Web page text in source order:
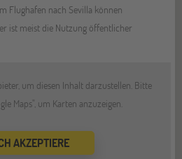
Flughafen nach Sevilla können
ist meist die Nutzung öffentlicher
um diesen Inhalt darzustellen. Bitte
Maps", um Karten anzuzeigen.
AKZEPTIERE